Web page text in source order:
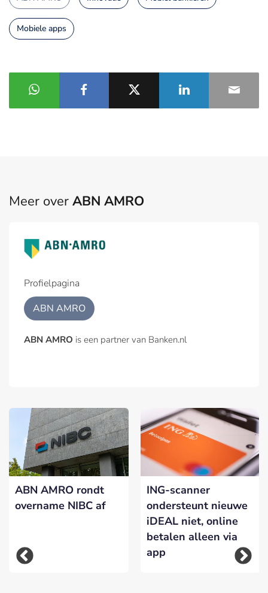
Mobiele apps
Meer over ABN AMRO
Profielpagina
ABN AMRO
ABN AMRO is een partner van Banken.nl
ABN AMRO rondt
overname NIBC af
ING-scanner
ondersteunt nieuwe
iDEAL niet, online
betalen alleen via
app